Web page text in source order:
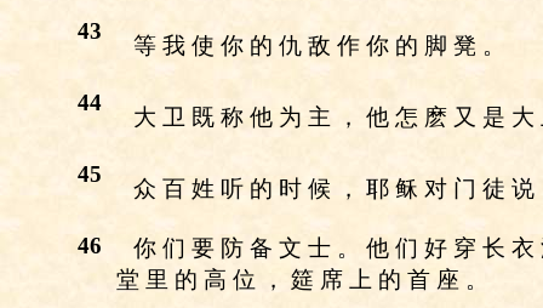
43
等 我 使 你 的 仇 敌 作 你 的 脚 凳 。
44
大 卫 既 称 他 为 主 ， 他 怎 麽 又 是 大
45
众 百 姓 听 的 时 候 ， 耶 稣 对 门 徒 说
46
你 们 要 防 备 文 士 。 他 们 好 穿 长
堂 里 的 高 位 ， 筵 席 上 的 首 座 。